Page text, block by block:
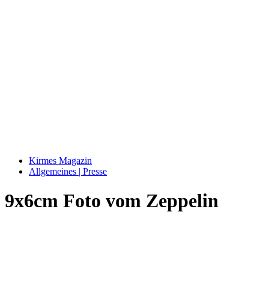
Kirmes Magazin
Allgemeines | Presse
9x6cm Foto vom Zeppelin